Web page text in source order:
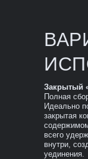
Закрытый
Полная
Идеально
закрытая
всего
внутри,
уединения.